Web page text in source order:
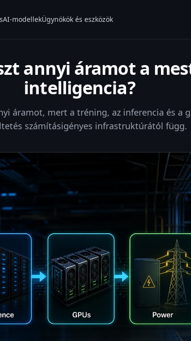
AI-modellekÜgynökök és eszközök
annyi áramot a
intelligencia?
áramot, mert a tréning, az inferencia és a
számításigényes infrastruktúrától függ.